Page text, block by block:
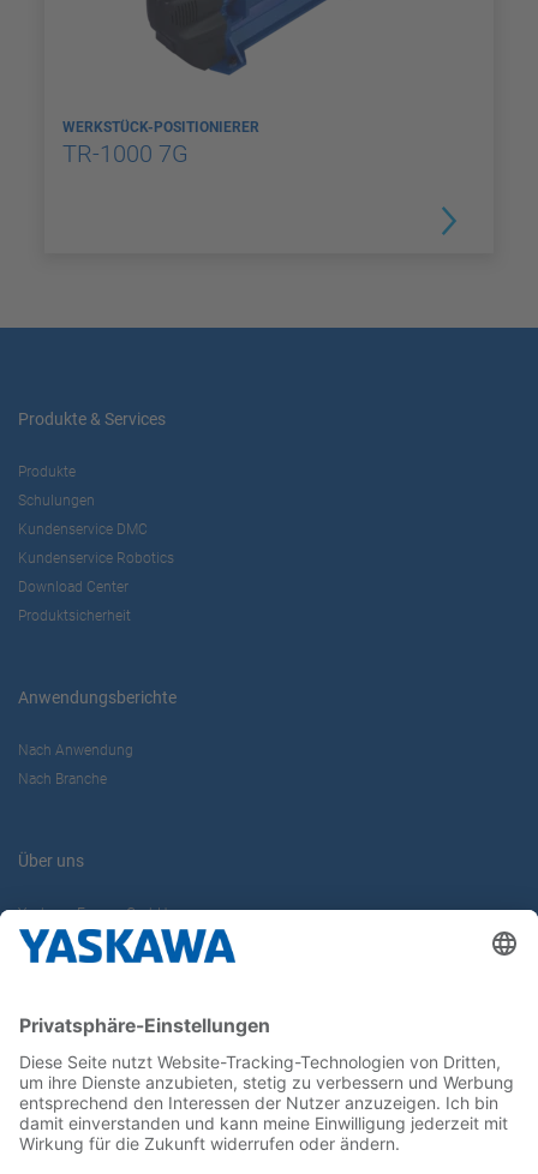
WERKSTÜCK-POSITIONIERER
TR-1000 7G
Produkte & Services
Produkte
Schulungen
Kundenservice DMC
Kundenservice Robotics
Download Center
Produktsicherheit
Anwendungsberichte
Nach Anwendung
Nach Branche
Über uns
Yaskawa Europe GmbH
Karriere
Newsletter